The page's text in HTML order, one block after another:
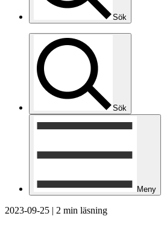
Sök
Sök
Meny
2023-09-25 | 2 min läsning